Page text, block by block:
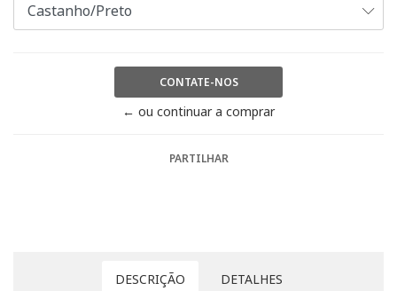
CONTATE-NOS
← ou continuar a comprar
PARTILHAR
DESCRIÇÃO DETALHES